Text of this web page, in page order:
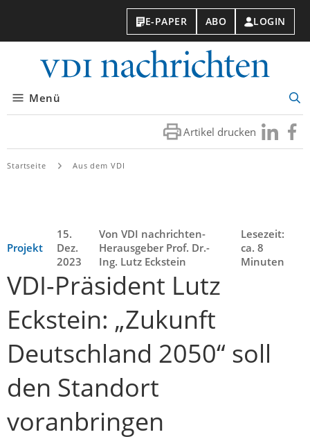
E-PAPER ABO LOGIN
Menü
Artikel drucken Besuchen
Sie
Sie
Startseite Aus dem VDI
Projekt
15.
Dez.
2023
Von VDI nachrichten-
Herausgeber Prof. Dr.-
Ing. Lutz Eckstein
Lesezeit:
ca. 8
Minuten
VDI-Präsident Lutz
Eckstein: „Zukunft
Deutschland 2050“ soll
den Standort
voranbringen